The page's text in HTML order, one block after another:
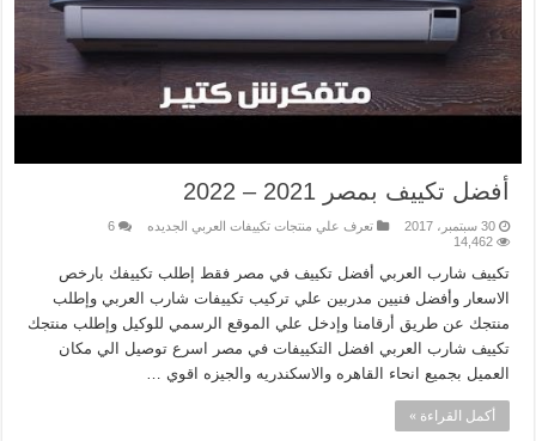
أفضل تكييف بمصر 2021 – 2022
30 سبتمبر، 2017 تعرف علي منتجات تكييفات العربي الجديده
6
14,462
تكييف شارب العربي أفضل تكييف في مصر فقط إطلب تكييفك بارخص
الاسعار وأفضل فنيين مدربين علي تركيب تكييفات شارب العربي وإطلب
منتجك عن طريق أرقامنا وإدخل علي الموقع الرسمي للوكيل وإطلب منتجك
تكييف شارب العربي افضل التكييفات في مصر اسرع توصيل الي مكان
العميل بجميع انحاء القاهره والاسكندريه والجيزه اقوي …
أكمل القراءة »